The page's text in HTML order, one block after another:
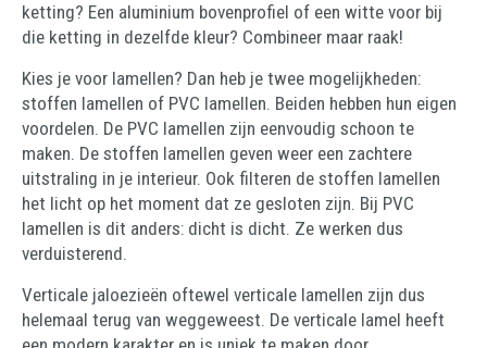
ketting? Een aluminium bovenprofiel of een witte voor bij
die ketting in dezelfde kleur? Combineer maar raak!
Kies je voor lamellen? Dan heb je twee mogelijkheden:
stoffen lamellen of PVC lamellen. Beiden hebben hun eigen
voordelen. De PVC lamellen zijn eenvoudig schoon te
maken. De stoffen lamellen geven weer een zachtere
uitstraling in je interieur. Ook filteren de stoffen lamellen
het licht op het moment dat ze gesloten zijn. Bij PVC
lamellen is dit anders: dicht is dicht. Ze werken dus
verduisterend.
Verticale jaloezieën oftewel verticale lamellen zijn dus
helemaal terug van weggeweest. De verticale lamel heeft